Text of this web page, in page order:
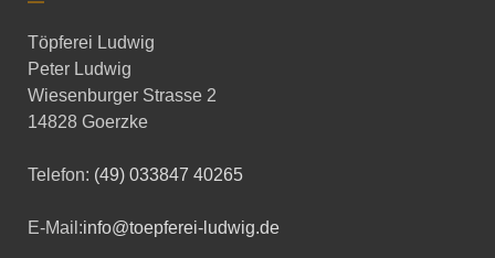
Töpferei Ludwig
Peter Ludwig
Wiesenburger Strasse 2
14828 Goerzke
Telefon: (49) 033847 40265
E-Mail:info@toepferei-ludwig.de